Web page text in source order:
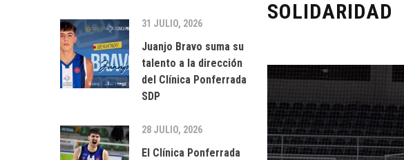
SOLIDARIDAD
31 JULIO, 2026
Juanjo Bravo suma su
talento a la dirección
del Clínica Ponferrada
SDP
28 JULIO, 2026
El Clínica Ponferrada